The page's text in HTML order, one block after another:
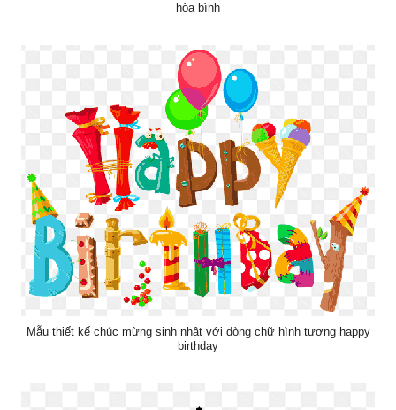
hòa bình
Mẫu thiết kế chúc mừng sinh nhật với dòng chữ hình tượng happy
birthday